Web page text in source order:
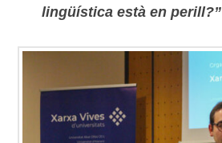
lingüística està en perill?”